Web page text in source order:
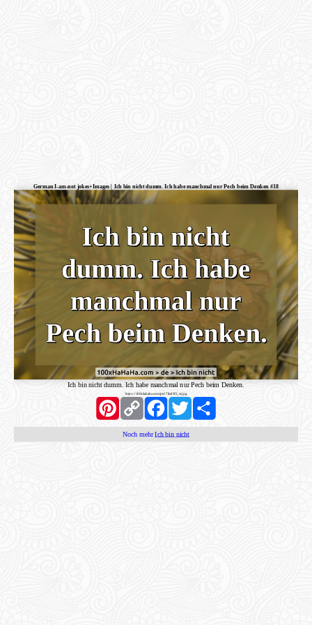
German I-am-not jokes+Images | Ich bin nicht dumm. Ich habe manchmal nur Pech beim Denken #18
Ich bin nicht dumm. Ich habe manchmal nur Pech beim Denken.
https://100xhahaha.com/pic!7feaf1f5_sr.jpg
PinterestCopy
Link
FacebookTwitter Share
Noch mehrIch bin nicht